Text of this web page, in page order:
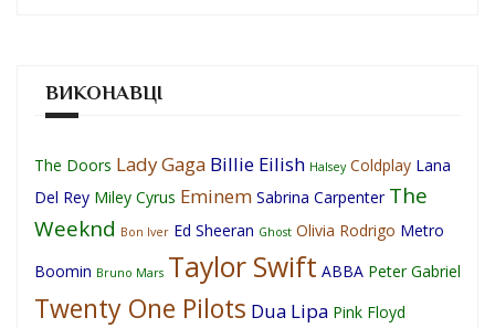
ВИКОНАВЦІ
The Doors Lady Gaga Billie Eilish Halsey Coldplay Lana
Del Rey Miley Cyrus Eminem Sabrina Carpenter The
Weeknd Bon Iver Ed Sheeran Ghost Olivia Rodrigo Metro
Boomin Bruno Mars Taylor Swift ABBA Peter Gabriel
Twenty One Pilots Dua Lipa Pink Floyd